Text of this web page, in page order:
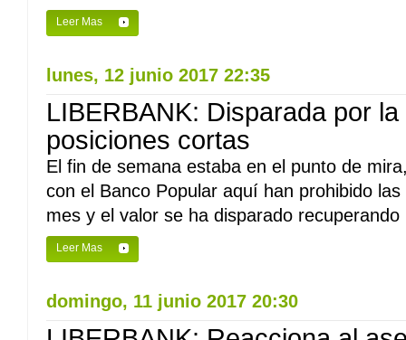
Leer Mas
lunes, 12 junio 2017 22:35
LIBERBANK: Disparada por
posiciones cortas
El fin de semana estaba en el punto de
con el Banco Popular aquí han prohibido
mes y el valor se ha disparado recuperando
Leer Mas
domingo, 11 junio 2017 20:30